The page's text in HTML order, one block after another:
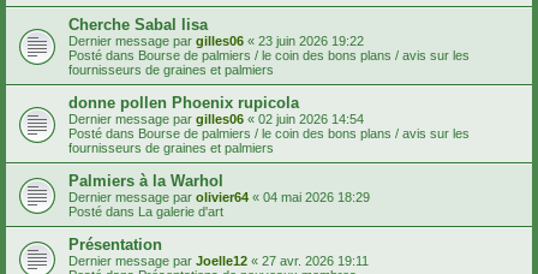
Cherche Sabal lisa
Dernier message par gilles06 « 23 juin 2026 19:22
Posté dans Bourse de palmiers / le coin des bons plans / avis sur les
fournisseurs de graines et palmiers
donne pollen Phoenix rupicola
Dernier message par gilles06 « 02 juin 2026 14:54
Posté dans Bourse de palmiers / le coin des bons plans / avis sur les
fournisseurs de graines et palmiers
Palmiers à la Warhol
Dernier message par olivier64 « 04 mai 2026 18:29
Posté dans La galerie d'art
Présentation
Dernier message par Joelle12 « 27 avr. 2026 19:11